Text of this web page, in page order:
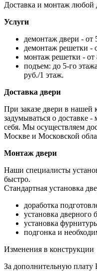
Доставка и монтаж любой
Услуги
демонтаж двери - от
демонтаж решетки -
монтаж решетки - от
подъем: до 5-го
руб./1 этаж.
Доставка двери
При заказе двери в
задумываться о доставке
себя. Мы осуществляем
Москве и Московской
Монтаж двери
Наши специалисты
быстро.
Стандартная установка
доработка
установка дверного
установка
подгонка и
Изменения в конструкции
За дополнительную